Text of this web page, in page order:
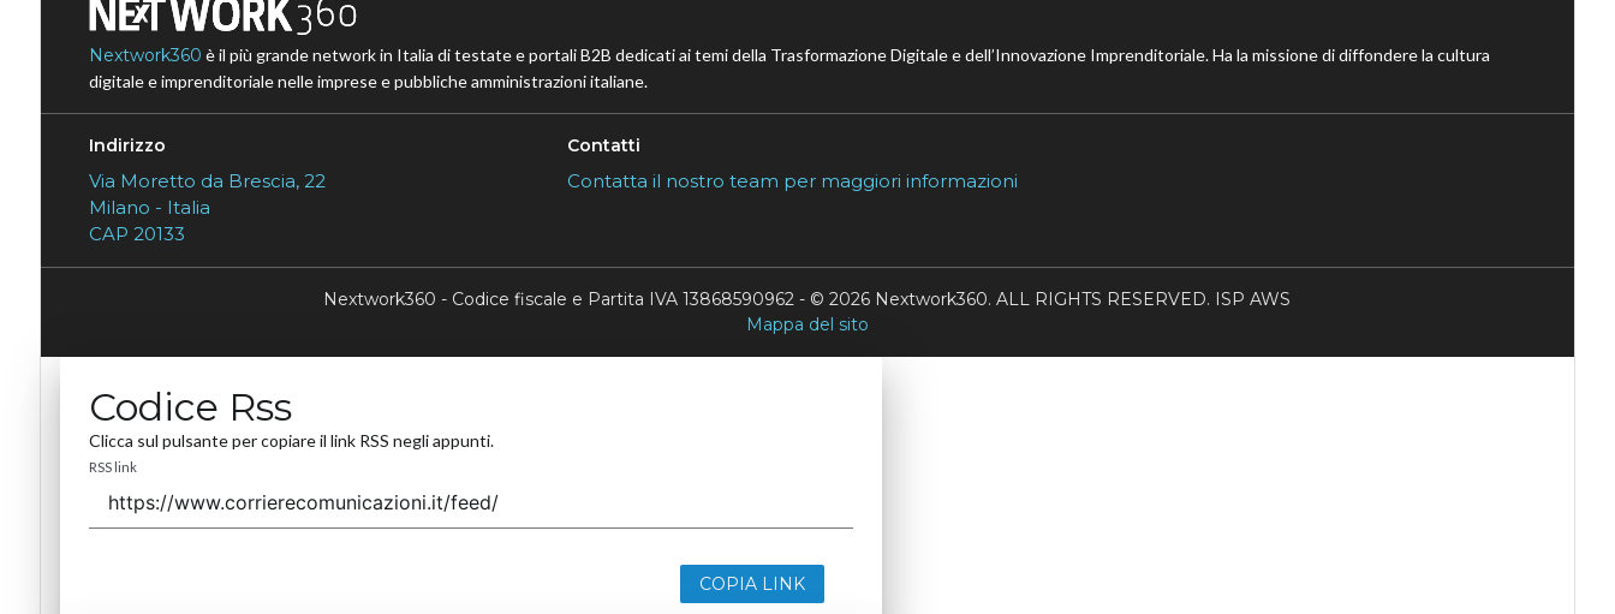
Nextwork360 è il più grande network in Italia di testate e portali B2B dedicati ai temi della Trasformazione Digitale e dell’Innovazione Imprenditoriale. Ha la missione di diffondere la cultura
digitale e imprenditoriale nelle imprese e pubbliche amministrazioni italiane.
Indirizzo
Via Moretto da Brescia, 22
Milano - Italia
CAP 20133
Contatti
Contatta il nostro team per maggiori informazioni
Nextwork360 - Codice fiscale e Partita IVA 13868590962 - © 2026 Nextwork360. ALL RIGHTS RESERVED. ISP AWS
Mappa del sito
Codice Rss
Clicca sul pulsante per copiare il link RSS negli appunti.
RSS link
COPIA LINK